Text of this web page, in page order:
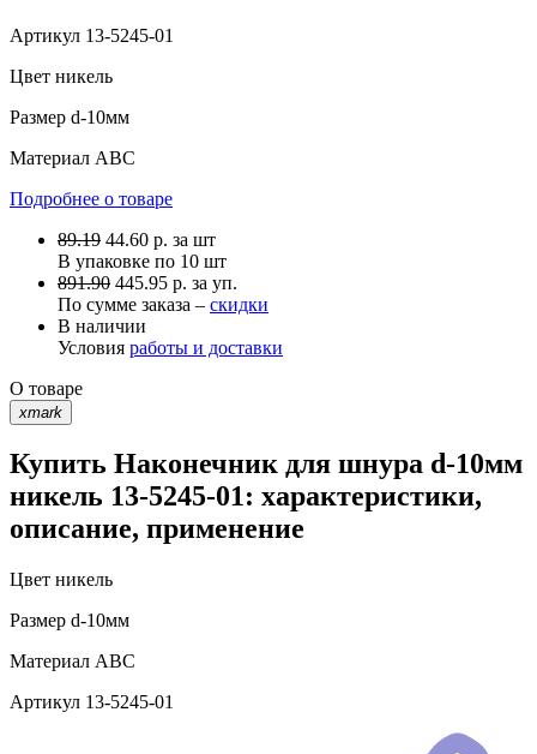
Артикул 13-5245-01
Цвет никель
Размер d-10мм
Материал АВС
Подробнее о товаре
89.19 44.60 р. за шт
В упаковке по 10 шт
891.90 445.95 р. за уп.
По сумме заказа – скидки
В наличии
Условия работы и доставки
О товаре
xmark
Купить Наконечник для шнура d-10мм
никель 13-5245-01: характеристики,
описание, применение
Цвет никель
Размер d-10мм
Материал АВС
Артикул 13-5245-01